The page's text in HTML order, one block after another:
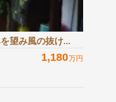
望み風の抜け...
1,180万円